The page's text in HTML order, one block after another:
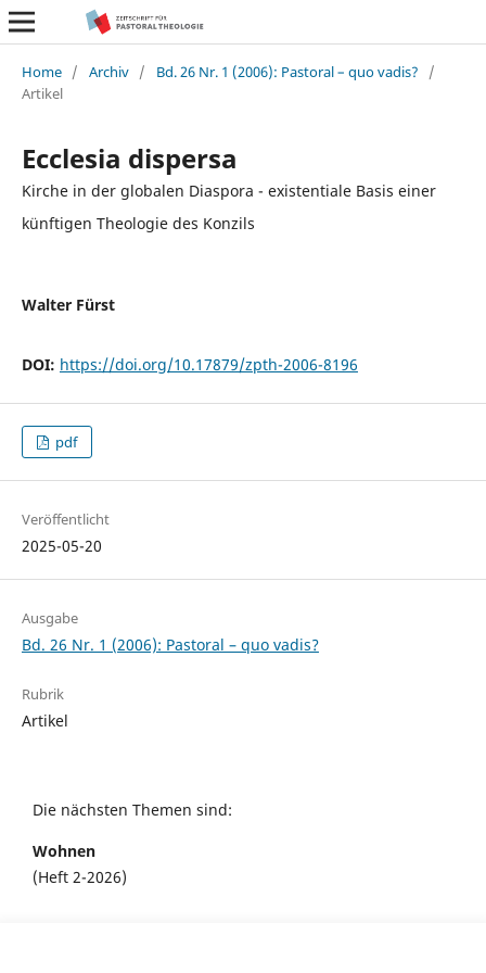
Home / Archiv / Bd. 26 Nr. 1 (2006): Pastoral – quo vadis?
/
Artikel
Ecclesia dispersa
Kirche in der globalen Diaspora - existentiale Basis einer
künftigen Theologie des Konzils
Walter Fürst
DOI: https://doi.org/10.17879/zpth-2006-8196
pdf
Veröffentlicht
2025-05-20
Ausgabe
Bd. 26 Nr. 1 (2006): Pastoral – quo vadis?
Rubrik
Artikel
Die nächsten Themen sind:
Wohnen
(Heft 2-2026)